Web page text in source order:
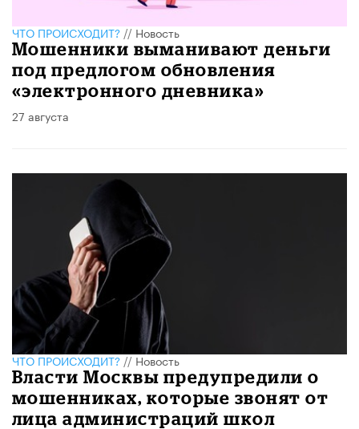
ЧТО ПРОИСХОДИТ?//Новость
Мошенники выманивают деньги
под предлогом обновления
«электронного дневника»
27 августа
ЧТО ПРОИСХОДИТ?//Новость
Власти Москвы предупредили о
мошенниках, которые звонят от
лица администраций школ